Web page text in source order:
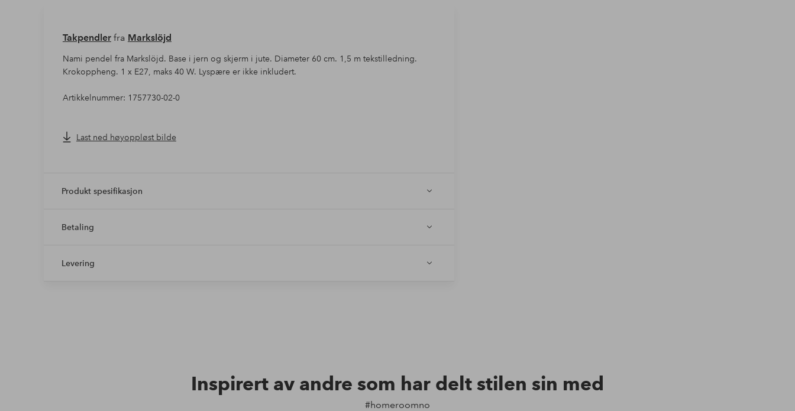
Takpendlerfra Markslöjd
Nami pendel fra Markslöjd. Base i jern og skjerm i jute. Diameter 60 cm. 1,5 m tekstilledning.
Krokoppheng. 1 x E27, maks 40 W. Lyspære er ikke inkludert.
Artikkelnummer: 1757730-02-0
Last ned høyoppløst bilde
Produkt spesifikasjon
Betaling
Levering
Inspirert av andre som har delt stilen sin med
#homeroomno